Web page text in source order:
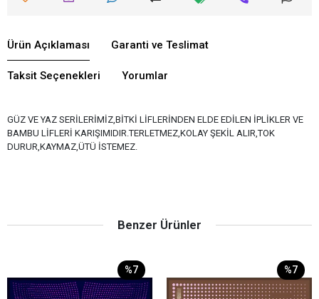
Ürün Açıklaması Garanti ve Teslimat
Taksit Seçenekleri Yorumlar
GÜZ VE YAZ SERİLERİMİZ,BİTKİ LİFLERİNDEN ELDE EDİLEN İPLİKLER VE
BAMBU LİFLERİ KARIŞIMIDIR.TERLETMEZ,KOLAY ŞEKİL ALIR,TOK
DURUR,KAYMAZ,ÜTÜ İSTEMEZ.
Benzer Ürünler
%7 %7